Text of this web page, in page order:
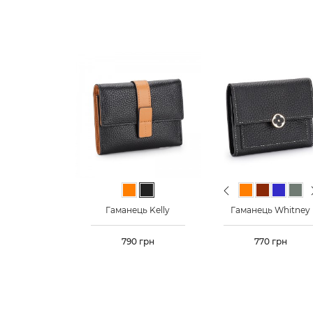
Гаманець Kelly
Ціна
790 грн
Previous
Бежевий Помаранчевий
Гаманець Whitney
Ціна
770 грн